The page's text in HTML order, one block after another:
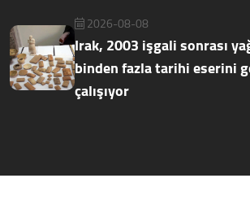
2026-08-08
Irak, 2003 işgali sonrası
binden fazla tarihi eserini
çalışıyor